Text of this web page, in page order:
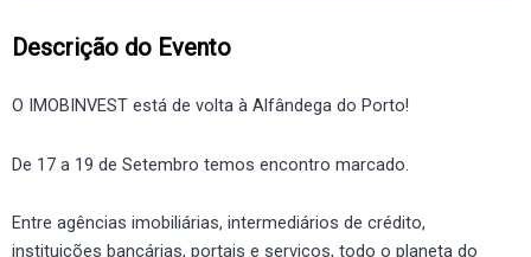
Descrição do Evento
O IMOBINVEST está de volta à Alfândega do Porto!
De 17 a 19 de Setembro temos encontro marcado.
Entre agências imobiliárias, intermediários de crédito,
instituições bancárias, portais e serviços, todo o planeta do